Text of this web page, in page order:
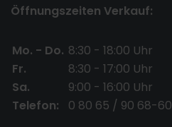
Öffnungszeiten Verkauf:
Mo. - Do. 8:30 - 18:00 Uhr
Fr.
8:30 - 17:00 Uhr
Sa.
9:00 - 16:00 Uhr
Telefon:
0 80 65 / 90 68-60